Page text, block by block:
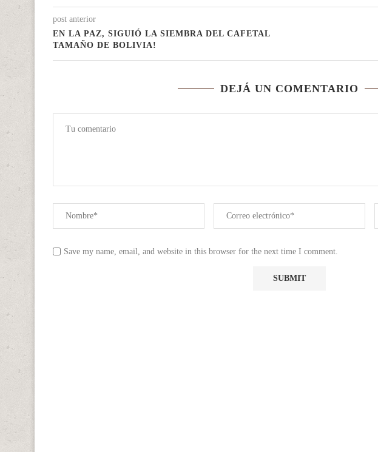
post anterior
EN LA PAZ, SIGUIÓ LA SIEMBRA DEL CAFETAL
TAMAÑO DE BOLIVIA!
DEJÁ UN COMENTARIO
Save my name, email, and website in this browser for the next time I comment.